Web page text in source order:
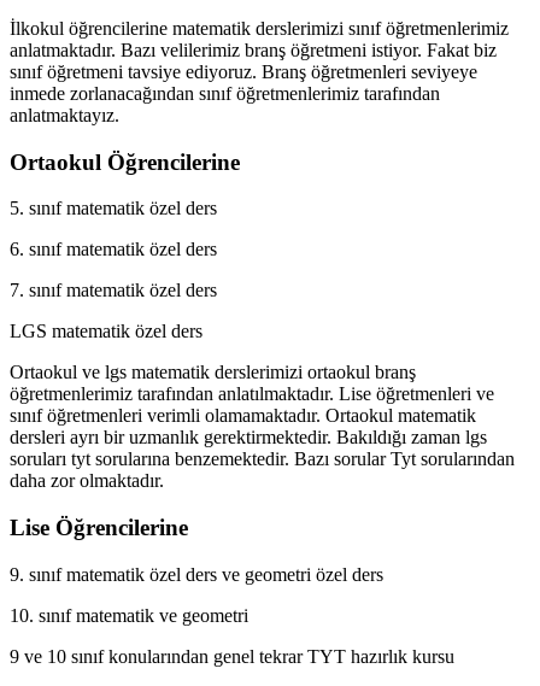
İlkokul öğrencilerine matematik derslerimizi sınıf öğretmenlerimiz
anlatmaktadır. Bazı velilerimiz branş öğretmeni istiyor. Fakat biz
sınıf öğretmeni tavsiye ediyoruz. Branş öğretmenleri seviyeye
inmede zorlanacağından sınıf öğretmenlerimiz tarafından
anlatmaktayız.
Ortaokul Öğrencilerine
5. sınıf matematik özel ders
6. sınıf matematik özel ders
7. sınıf matematik özel ders
LGS matematik özel ders
Ortaokul ve lgs matematik derslerimizi ortaokul branş
öğretmenlerimiz tarafından anlatılmaktadır. Lise öğretmenleri ve
sınıf öğretmenleri verimli olamamaktadır. Ortaokul matematik
dersleri ayrı bir uzmanlık gerektirmektedir. Bakıldığı zaman lgs
soruları tyt sorularına benzemektedir. Bazı sorular Tyt sorularından
daha zor olmaktadır.
Lise Öğrencilerine
9. sınıf matematik özel ders ve geometri özel ders
10. sınıf matematik ve geometri
9 ve 10 sınıf konularından genel tekrar TYT hazırlık kursu